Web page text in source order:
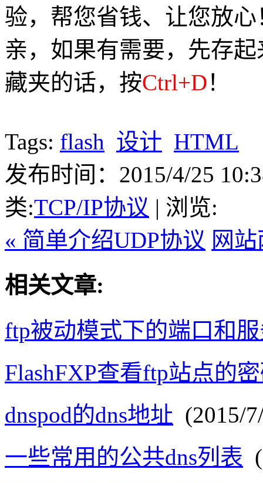
验，帮您省钱、让您放心
亲，如果有需要，先存
藏夹的话，按Ctrl+D！
Tags: flash 设计 HTML
发布时间：2015/4/25
类:TCP/IP协议 | 浏览:
« 简单介绍UDP协议 网
相关文章:
ftp被动模式下的端口和
FlashFXP查看ftp站点的
dnspod的dns地址 (2015/
一些常用的公共dns列表